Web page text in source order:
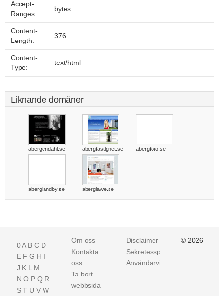
Accept-
Ranges:
bytes
Content-
Length:
376
Content-
Type:
text/html
Liknande domäner
abergendahl.se abergfastighet.se abergfoto.se
aberglandby.se aberglawe.se
0A B C D
E F G H I
J K L M
N O P Q R
S T U V W
Om oss
Kontakta
oss
Ta bort
webbsida
Disclaimer
Sekretesspolicy
Användarvillkor
© 2026